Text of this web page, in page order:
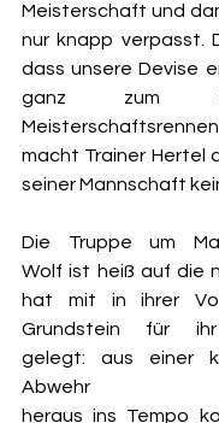
Meisterschaft und
nur knapp verpasst.
dass unsere Devise
ganz zum
macht Trainer Hertel
seiner Mannschaft
Die Truppe um
Wolf ist heiß auf die
hat mit in ihrer
Grundstein für ihr
gelegt: aus einer
Abwehr
heraus ins Tempo